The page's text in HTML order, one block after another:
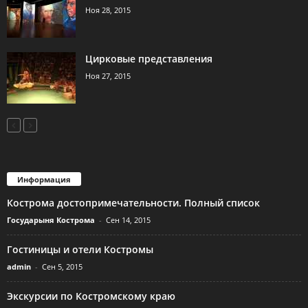
Ноя 28, 2015
Цирковые представления
Ноя 27, 2015
Информация
Кострома достопримечательности. Полный список
Государыня Кострома - Сен 14, 2015
Гостиницы и отели Костромы
admin - Сен 5, 2015
Экскурсии по Костромскому краю